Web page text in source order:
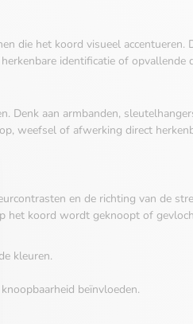
die het koord visueel accentueren.
identificatie of opvallende
Denk aan armbanden,
weefsel of afwerking direct
en de richting van de
het koord wordt geknoopt of
kleuren.
beïnvloeden.